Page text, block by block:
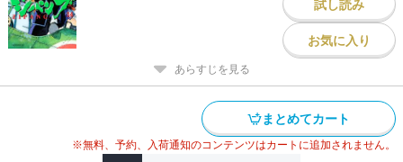
試し読み
お気に入り
あらすじを見る
まとめてカート
※無料、予約、入荷通知のコンテンツはカートに追加されません。